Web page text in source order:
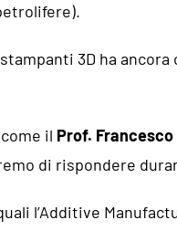
3D ha
il Prof. Francesco
di rispondere
l’Additive